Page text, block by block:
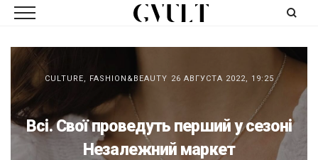
CULTURE FASHION&BEAUTY 26 АВГУСТА 2022, 19:25
Всі. Свої проведуть перший у сезоні
Незалежний маркет